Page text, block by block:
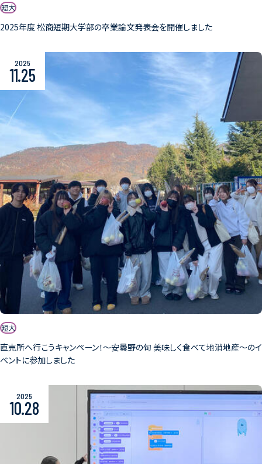
短大
2025年度 松商短期大学部の卒業論文発表会を開催しました
2025
11.25
短大
直売所へ行こうキャンペーン！〜安曇野の旬 美味しく食べて地消地産〜のイ
ベントに参加しました
2025
10.28